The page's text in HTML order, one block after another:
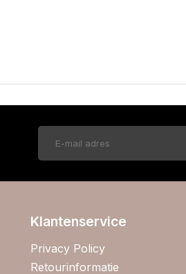
Klantenservice
Privacy Policy
Retourinformatie